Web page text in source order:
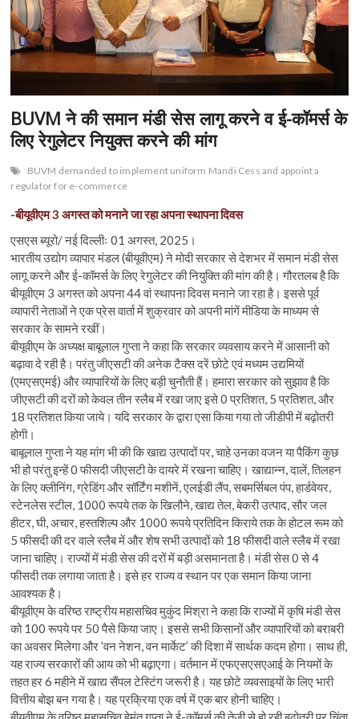
BUVM ने की समान मंडी सेस लागू करने व ई-कॉमर्स के
लिए रेगुलेटर नियुक्त करने की मांग
BUVM demanded to implement uniform Mandi Cess and appoint a
regulator for e-commerce
-बीयूवीएम 3 अगस्त को मनाने जा रहा अपना स्थापना दिवस
एसएस ब्यूरो/ नई दिल्लीः 01 अगस्त, 2025।
भारतीय उद्योग व्यापार मंडल (बीयूवीएम) ने मोदी सरकार से देशभर में समान मंडी सेस
लागू करने और ई-कॉमर्स के लिए रेगुलेटर की नियुक्ति की मांग की है। गौरतलब है कि
बीयूवीएम 3 अगस्त को अपना 44 वां स्थापना दिवस मनाने जा रहा है। इससे पूर्व
व्यापारी नेताओं ने एक प्रेस वार्ता में शुक्रवार को अपनी मांगें मीडिया के माध्यम से
सरकार के सामने रखीं।
बीयूवीएम के अध्यक्ष बाबूलाल गुप्ता ने कहा कि सरकार व्यवसाय करने में आसानी को
बढ़ावा दे रही है। परंतु जीएसटी की अनेक टैक्स दरें छोटे एवं मध्यम उद्यमियों
(एमएसएमई) और व्यापारियों के लिए बड़ी चुनौती हैं। हमारा सरकार को सुझाव है कि
जीएसटी की दरों को केवल तीन स्लैब में रखा जाए इसे 0 प्रतिशत, 5 प्रतिशत, और
18 प्रतिशत किया जाये। यदि सरकार के द्वारा एसा किया गया तो जीडीपी में बढ़ोतरी
होगी।
बाबूलाल गुप्ता ने यह मांग भी की कि खाद्य उत्पादों पर, चाहे उनका वजन या पैकिंग कुछ
भी हो परंतु इन्हें 0 फीसदी जीएसटी के दायरे में रखना चाहिए। खाद्यान्न, दालें, तिलहन
के लिए क्लीनिंग, ग्रेडिंग और सॉर्टिंग मशीनें, एलईडी लैंप, सबमर्सिबल पंप, हार्डवेयर,
स्टेनलेस स्टील, 1000 रूपये तक के खिलौने, खाद्य तेल, बेकरी उत्पाद, सौर जल
हीटर, घी, अचार, हस्तशिल्प और 1000 रूपये प्रतिदिन किराये तक के होटल रूम को
5 फीसदी की दर वाले स्लैब में और शेष सभी उत्पादों को 18 फीसदी वाले स्लैब में रखा
जाना चाहिए। राज्यों में मंडी सेस की दरों में बड़ी असमानता है। मंडी सेस 0 से 4
फीसदी तक लगाया जाता है। इसे हर राज्य व स्थान पर एक समान किया जाना
आवश्यक है।
बीयूवीएम के वरिष्ठ राष्ट्रीय महासचिव मुकुंद मिश्रा ने कहा कि राज्यों में कृषि मंडी सेस
को 100 रूपये पर 50 पैसे किया जाए। इससे सभी किसानों और व्यापारियों को बराबरी
का अवसर मिलेगा और ’वन नेशन, वन मार्केट’ की दिशा में सार्थक कदम होगा। साथ ही,
यह राज्य सरकारों की आय को भी बढ़ाएगा। वर्तमान में एफएसएसएआई के नियमों के
तहत हर 6 महीने में खाद्य सैंपल टेस्टिंग जरूरी है। यह छोटे व्यवसाइयों के लिए भारी
वित्तीय बोझ बन गया है। यह प्रक्रिया एक वर्ष में एक बार होनी चाहिए।